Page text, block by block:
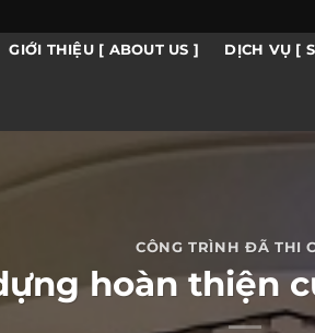
GIỚI THIỆU [ ABOUT US ] DỊCH VỤ [
CÔNG TRÌNH ĐÃ THI
hoàn thiện